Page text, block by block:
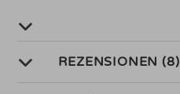
REZENSIONEN (8)